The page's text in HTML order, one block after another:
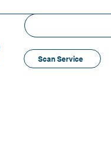
Scan Service